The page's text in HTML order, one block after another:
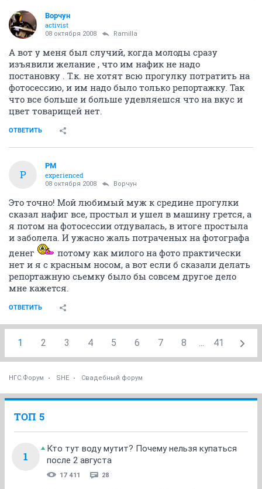
Ворчун
activist
08 октября 2008 Ramilla
А вот у меня был случий, когда молоды сразу
изъявили желание , что им нафик не надо
постановку . Т.к. не хотят всю прогулку потратить на
фотосессию, и им надо было только репортажку. Так
что все больше и больше удевляешся что на вкус и
цвет товарищей нет.
ОТВЕТИТЬ
P
PM
experienced
08 октября 2008 Ворчун
Это точно! Мой любимый муж к средине прогулки
сказал нафиг все, простыл и ушел в машину грется, а
я потом на фотосессии отдувалась, в итоге простыла
и заболела. И ужасно жаль потраченых на фотографа
денег
потому как милого на фото практически
нет и я с красным носом, а вот если б сказали делать
репортажную сьемку было бы совсем другое дело
мне кажется.
ОТВЕТИТЬ
1 2 3 4 5 6 7 8 ... 41
НГС.Форум SHE Свадебный форум
ТОП 5
1
Кто тут воду мутит? Почему нельзя купаться
после 2 августа
17 411 28